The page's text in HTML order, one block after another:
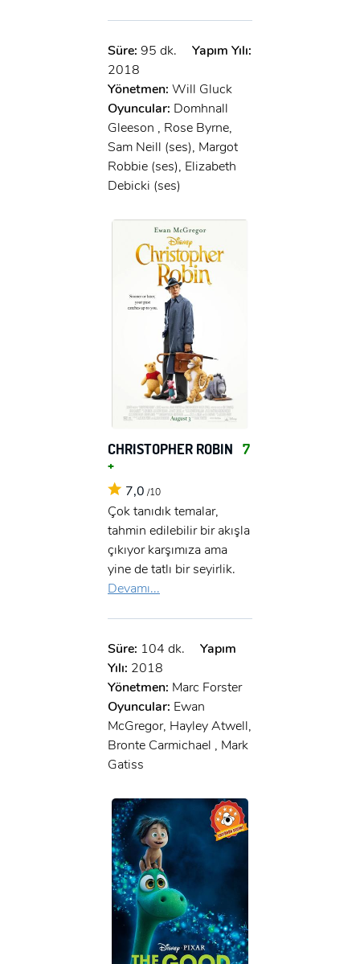
Süre: 95 dk.
Yapım Yılı:
2018
Yönetmen: Will Gluck
Oyuncular: Domhnall
Gleeson , Rose Byrne,
Sam Neill (ses), Margot
Robbie (ses), Elizabeth
Debicki (ses)
CHRISTOPHER ROBIN 7
+
7,0 /10
Çok tanıdık temalar,
tahmin edilebilir bir akışla
çıkıyor karşımıza ama
yine de tatlı bir seyirlik.
Devamı...
Süre: 104 dk.
Yapım
Yılı: 2018
Yönetmen: Marc Forster
Oyuncular: Ewan
McGregor, Hayley Atwell,
Bronte Carmichael , Mark
Gatiss